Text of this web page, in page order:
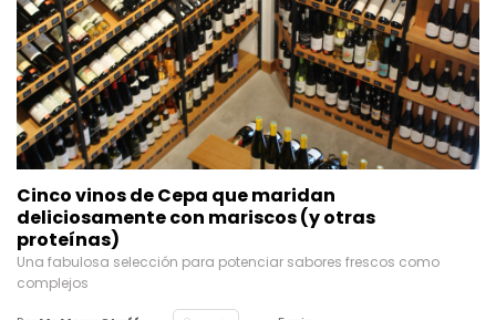
Cinco vinos de Cepa que maridan
deliciosamente con mariscos (y otras
proteínas)
Una fabulosa selección para potenciar sabores frescos como
complejos
Por Mr Menu Staff Seguir · 5 min